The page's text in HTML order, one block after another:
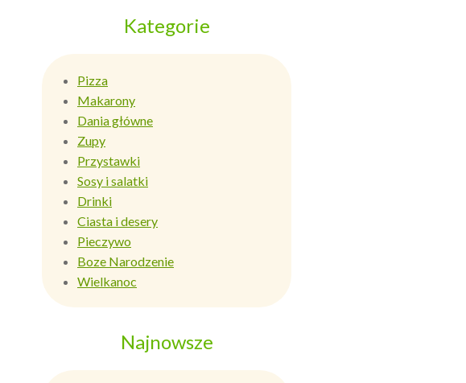
Kategorie
Pizza
Makarony
Dania główne
Zupy
Przystawki
Sosy i salatki
Drinki
Ciasta i desery
Pieczywo
Boze Narodzenie
Wielkanoc
Najnowsze